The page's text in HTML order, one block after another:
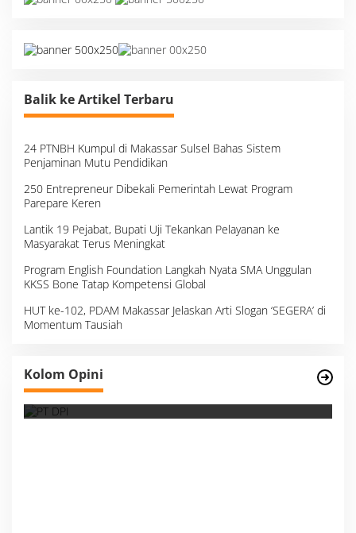
Balik ke Artikel Terbaru
24 PTNBH Kumpul di Makassar Sulsel Bahas Sistem
Penjaminan Mutu Pendidikan
250 Entrepreneur Dibekali Pemerintah Lewat Program
Parepare Keren
Lantik 19 Pejabat, Bupati Uji Tekankan Pelayanan ke
Masyarakat Terus Meningkat
Program English Foundation Langkah Nyata SMA Unggulan
KKSS Bone Tatap Kompetensi Global
HUT ke-102, PDAM Makassar Jelaskan Arti Slogan ‘SEGERA’ di
Momentum Tausiah
Kolom Opini
Membaca Realitas